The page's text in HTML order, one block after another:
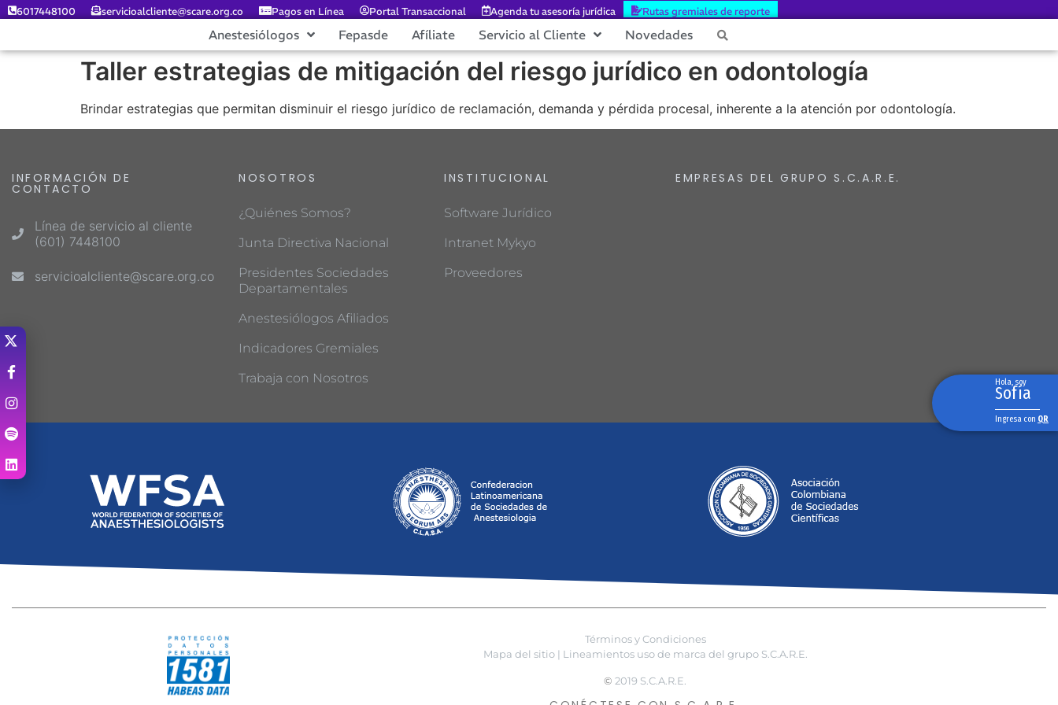
6017448100 servicioalcliente@scare.org.co Pagos en Línea Portal Transaccional Agenda tu asesoría jurídica Rutas gremiales de reporte
Anestesiólogos Fepasde Afíliate Servicio al Cliente Novedades
Taller estrategias de mitigación del riesgo jurídico en odontología
Brindar estrategias que permitan disminuir el riesgo jurídico de reclamación, demanda y pérdida procesal, inherente a la atención por odontología.
INFORMACIÓN DE
CONTACTO
Línea de servicio al cliente
(601) 7448100
servicioalcliente@scare.org.co
NOSOTROS
¿Quiénes Somos?
Junta Directiva Nacional
Presidentes Sociedades
Departamentales
Anestesiólogos Afiliados
Indicadores Gremiales
Trabaja con Nosotros
INSTITUCIONAL
Software Jurídico
Intranet Mykyo
Proveedores
EMPRESAS DEL GRUPO S.C.A.R.E.
Términos y Condiciones
Mapa del sitio |
Lineamientos uso de marca del grupo S.C.A.R.E.
©2019 S.C.A.R.E.
Hola, soy
Sofía
Ingresa con QR